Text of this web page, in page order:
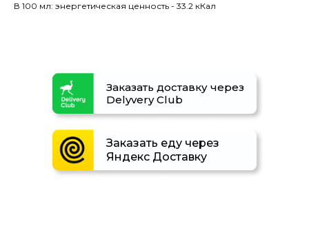
В 100 мл: энергетическая ценность - 33.2 кКал
Заказать доставку через
Delyvery Club
Заказать еду через
Яндекс Доставку